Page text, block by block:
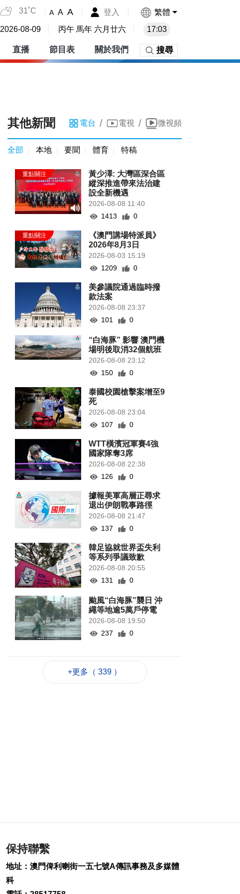
31˚C A A A 登入 繁體
2026-08-09 丙午 馬年 六月廿六 17:03
直播 節目表 關於我們 搜尋
其他新聞 電台 / 電視 / 微視頻
全部 本地 要聞 體育 特稿
黃少澤: 大灣區深合區
縱深推進帶來法治建
設全新機遇
2026-08-08 11:40
1413
0
《澳門講場特派員》
2026年8月3日
2026-08-03 15:19
1209
0
美參議院通過臨時撥
款法案
2026-08-08 23:37
101
0
“白海豚” 影響 澳門機
場明後取消32個航班
2026-08-08 23:12
150
0
泰國校園槍擊案增至9
死
2026-08-08 23:04
107
0
WTT橫濱冠軍賽4強
國家隊奪3席
2026-08-08 22:38
126
0
據報美軍高層正尋求
退出伊朗戰事路徑
2026-08-08 21:47
137
0
韓足協就世界盃失利
等系列爭議致歉
2026-08-08 20:55
131
0
颱風“白海豚”襲日 沖
繩等地逾5萬戶停電
2026-08-08 19:50
237
0
素
145
0
+更多（ 339 ）
保持聯繫
地址：澳門俾利喇街一五七號A傳訊事務及多媒體
科